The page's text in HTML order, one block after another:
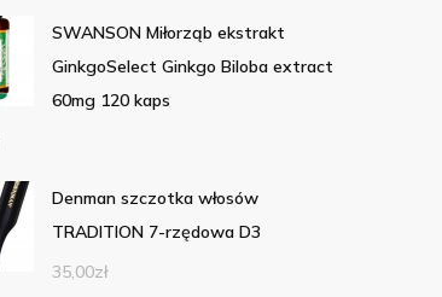
SWANSON Miłorząb ekstrakt
GinkgoSelect Ginkgo Biloba extract
60mg 120 kaps
Denman szczotka włosów
TRADITION 7-rzędowa D3
35,00zł